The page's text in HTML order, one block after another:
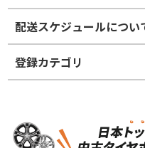
※商品ランクは出品者の主
かじめご
ホイールランク
配送スケジュールについ
登録カテゴリ
タイヤホイールセット